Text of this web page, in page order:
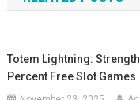
Totem Lightning:
Percent Free Slot Games